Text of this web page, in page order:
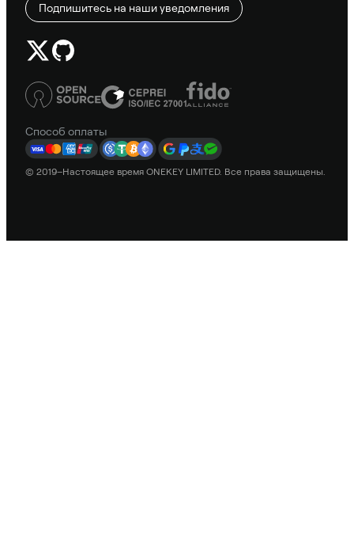
Подпишитесь на наши уведомления
Способ оплаты
© 2019–Настоящее время ONEKEY LIMITED. Все права защищены.